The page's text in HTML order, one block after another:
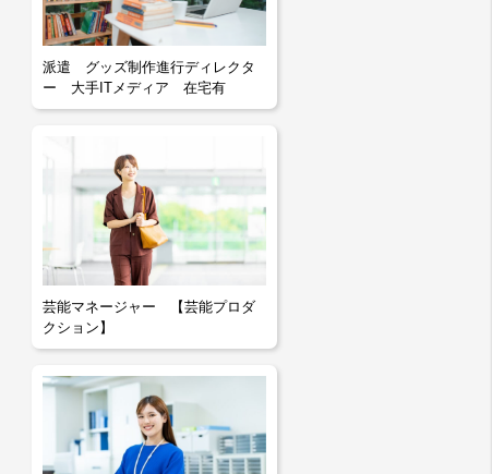
派遣 グッズ制作進行ディレクタ
ー 大手ITメディア 在宅有
芸能マネージャー 【芸能プロダ
クション】